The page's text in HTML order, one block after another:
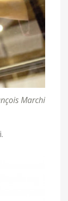
Marchi